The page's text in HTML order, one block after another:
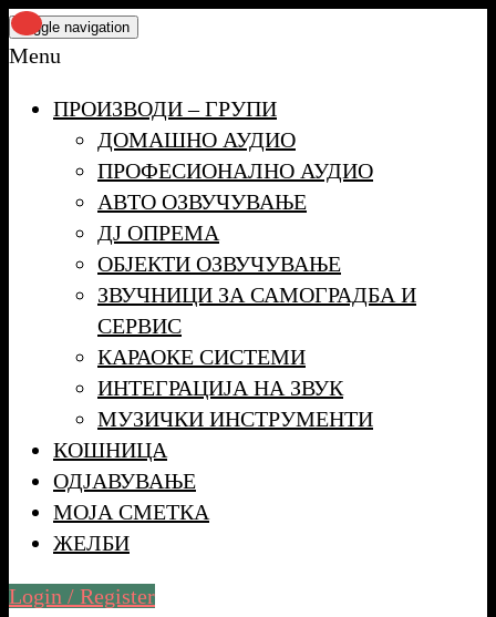
Skip
to
content
Toggle navigation
Menu
ПРОИЗВОДИ – ГРУПИ
ДОМАШНО АУДИО
ПРОФЕСИОНАЛНО АУДИО
АВТО ОЗВУЧУВАЊЕ
ДЈ ОПРЕМА
ОБЈЕКТИ ОЗВУЧУВАЊЕ
ЗВУЧНИЦИ ЗА САМОГРАДБА И
СЕРВИС
КАРАОКЕ СИСТЕМИ
ИНТЕГРАЦИЈА НА ЗВУК
МУЗИЧКИ ИНСТРУМЕНТИ
КОШНИЦА
ОДЈАВУВАЊЕ
МОЈА СМЕТКА
ЖЕЛБИ
Login / Register